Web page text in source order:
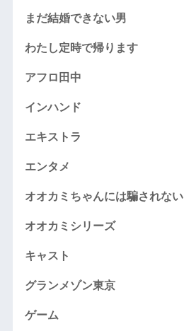
まだ結婚できない男
わたし定時で帰ります
アフロ田中
インハンド
エキストラ
エンタメ
オオカミちゃんには騙されない
オオカミシリーズ
キャスト
グランメゾン東京
ゲーム